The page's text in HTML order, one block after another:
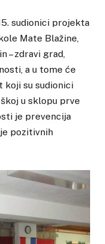
sudionici projekta
Mate Blažine,
– zdravi grad,
a u tome će
su sudionici
u sklopu prve
je prevencija
pozitivnih